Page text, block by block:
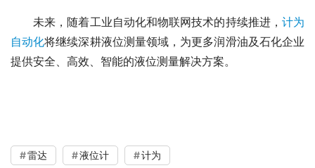
未来，随着工业自动化和物联网技术的持续推进， 计为
自动化将继续深耕液位测量领域，为更多润滑油及石化企业
提供安全、高效、智能的液位测量解决方案。
雷达 液位计 计为